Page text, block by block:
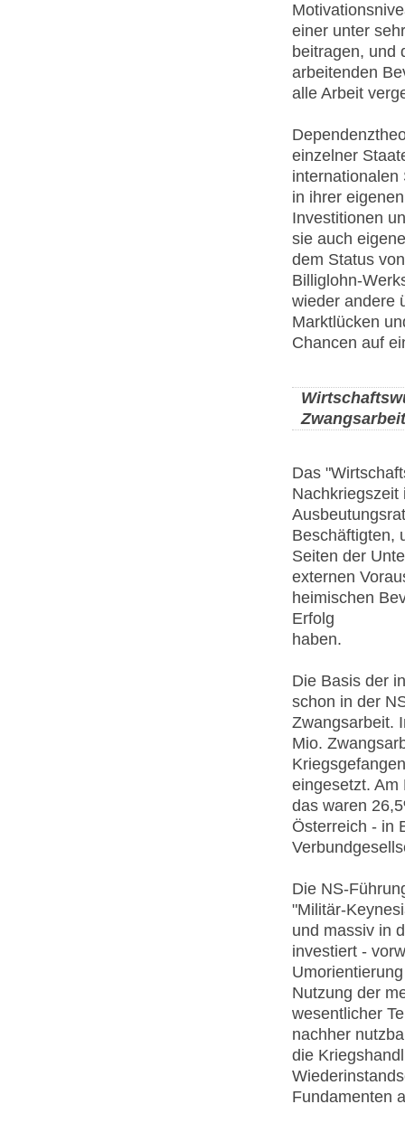
einer unter
beitragen, und
arbeitenden
alle Arbeit
einzelner
internationalen
in ihrer
Investitionen
sie auch
dem Status
Billiglohn-
wieder andere
Marktlücken
Chancen auf
Zwangsarbeit
Das
Nachkriegszeit
Beschäftigten,
Seiten der
externen
heimischen
Erfolg
haben.
Die Basis der
schon in der
Zwangsarbeit.
Mio.
eingesetzt. Am
das waren
Österreich - in
Die NS-
"Militär-
und massiv in
investiert -
Nutzung der
wesentlicher
nachher
die
Fundamenten